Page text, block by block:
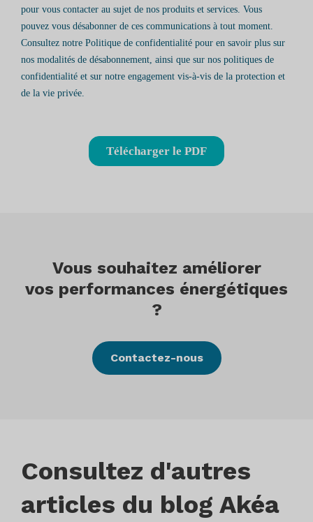
Vous souhaitez améliorer
vos performances énergétiques
?
Contactez-nous
Consultez d'autres
articles du blog Akéa